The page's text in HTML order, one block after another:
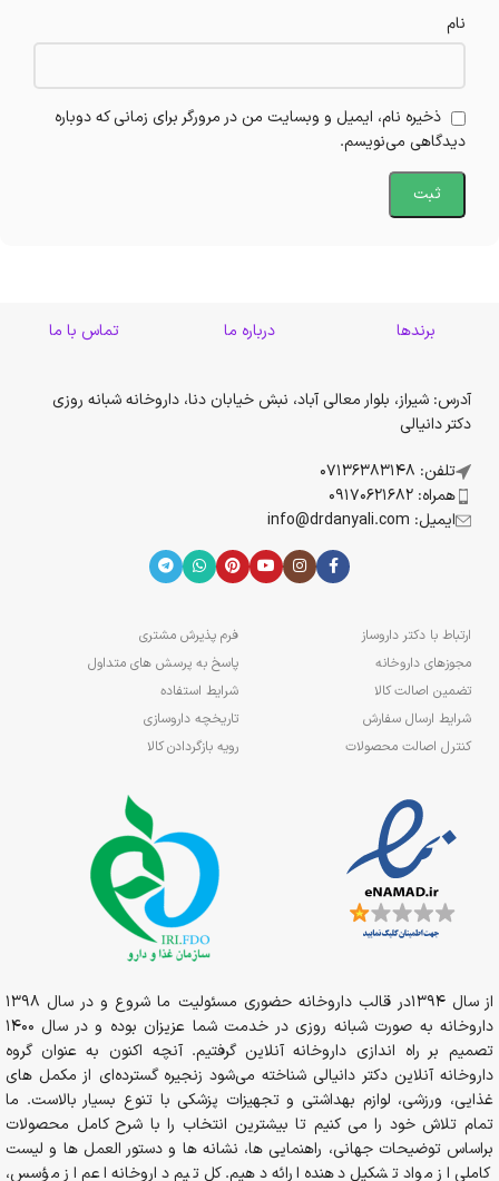
نام
ذخیره نام، ایمیل و وبسایت من در مرورگر برای زمانی که دوباره
دیدگاهی می‌نویسم.
برندها درباره ما تماس با ما
آدرس: شیراز، بلوار معالی آباد، نبش خیابان دنا، داروخانه شبانه روزی
دکتر دانیالی
تلفن: 07136383148
همراه: 09170621682
ایمیل: info@drdanyali.com
ارتباط با دکتر داروساز
مجوزهای داروخانه
تضمین اصالت کالا
شرایط ارسال سفارش
کنترل اصالت محصولات
فرم پذیرش مشتری
پاسخ به پرسش های متداول
شرایط استفاده
تاریخچه داروسازی
رویه بازگردادن کالا
از سال 1394در قالب داروخانه حضوری مسئولیت ما شروع و در سال 1398
داروخانه به صورت شبانه روزی در خدمت شما عزیزان بوده و در سال 1400
تصمیم بر راه اندازی داروخانه آنلاین گرفتیم. آنچه اکنون به عنوان گروه
داروخانه آنلاین دکتر دانیالی شناخته می‌شود زنجیره گسترده‌ای از مکمل های
غذایی، ورزشی، لوازم بهداشتی و تجهیزات پزشکی با تنوع بسیار بالاست. ما
تمام تلاش خود را می کنیم تا بیشترین انتخاب را با شرح کامل محصولات
براساس توضیحات جهانی، راهنمایی ها، نشانه ها و دستور العمل ها و لیست
کاملی از مواد تشکیل دهنده ارائه دهیم. کل تیم داروخانه اعم از مؤسس،